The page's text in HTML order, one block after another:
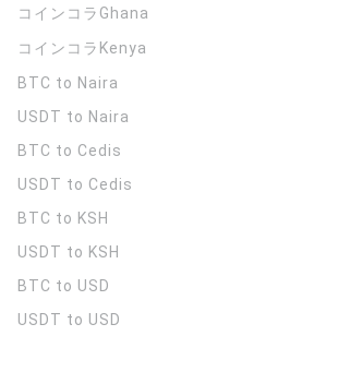
コインコラ Ghana
コインコラ Kenya
BTC to Naira
USDT to Naira
BTC to Cedis
USDT to Cedis
BTC to KSH
USDT to KSH
BTC to USD
USDT to USD